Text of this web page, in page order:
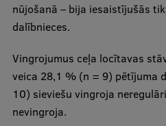
nūjošanā – bija iesaistījušās
dalībnieces.
Vingrojumus ceļa locītavas
veica 28,1 % (n = 9) pētījuma
10) sieviešu vingroja
nevingroja.